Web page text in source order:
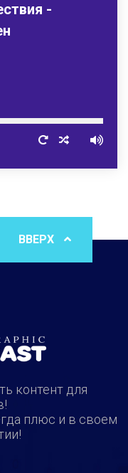
-
контент для
плюс и в своем
ВВЕРХ